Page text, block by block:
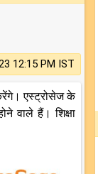
12:15 PM IST
एस्ट्रोसेज के
वाले हैं। शिक्षा